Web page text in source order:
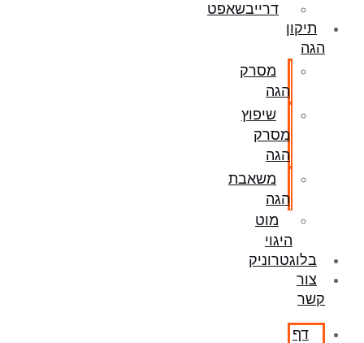
דרייבשאפט
תיקון
הגה
מסרק
הגה
שיפוץ
מסרק
הגה
משאבת
הגה
מוט
היגוי
בלוגטרוניק
צור
קשר
דף